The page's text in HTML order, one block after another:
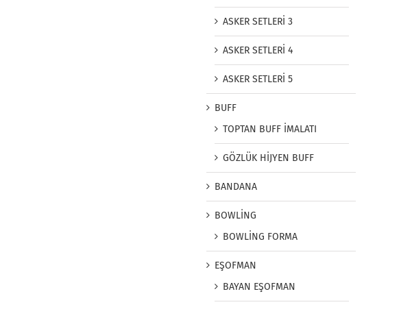
ASKER SETLERİ 3
ASKER SETLERİ 4
ASKER SETLERİ 5
BUFF
TOPTAN BUFF İMALATI
GÖZLÜK HİJYEN BUFF
BANDANA
BOWLİNG
BOWLİNG FORMA
EŞOFMAN
BAYAN EŞOFMAN